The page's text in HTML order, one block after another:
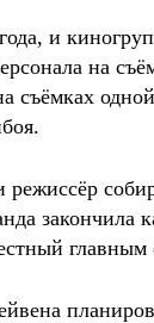
и
на
съёмках
закончила